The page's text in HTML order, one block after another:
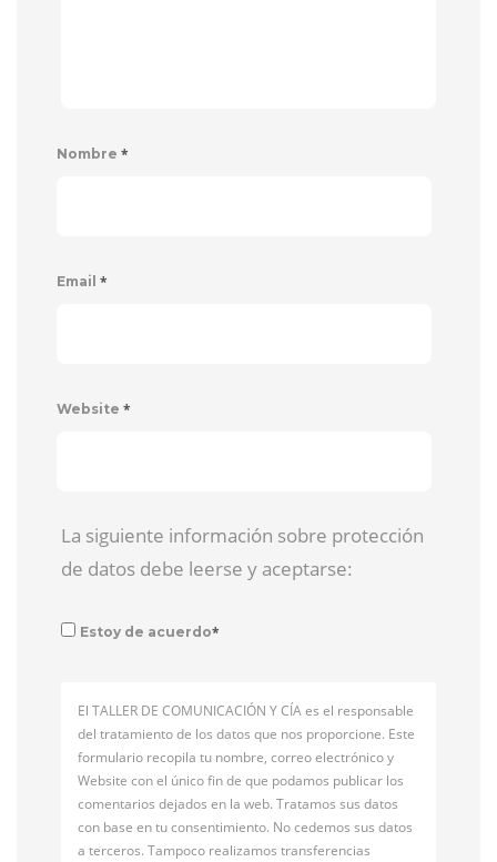
Nombre *
Email *
Website *
La siguiente información sobre protección
de datos debe leerse y aceptarse:
Estoy de acuerdo*
El TALLER DE COMUNICACIÓN Y CÍA es el responsable
del tratamiento de los datos que nos proporcione. Este
formulario recopila tu nombre, correo electrónico y
Website con el único fin de que podamos publicar los
comentarios dejados en la web. Tratamos sus datos
con base en tu consentimiento. No cedemos sus datos
a terceros. Tampoco realizamos transferencias